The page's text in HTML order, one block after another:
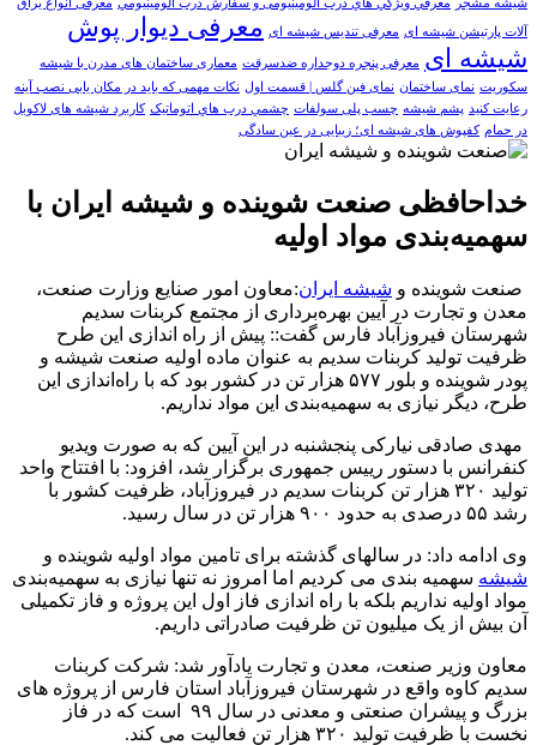
شیشه مشجر معرفي ويژگي هاي درب آلومینیومی و سفارش درب آلومينيومي معرفی انواع یراق
آلات پارتیشن شیشه ای معرفی تندیس شیشه ای معرفی دیوار پوش
شیشه ای معرفی پنجره دوجداره ضدسرقت معماری ساختمان های مدرن با شیشه
سکوریت نمای ساختمان نمای فین گلس | قسمت اول نکات مهمی که باید در مکان یابی نصب آینه
رعایت کنید
پشم شیشه چسب پلی سولفات چشمي درب هاي اتوماتيک کاربرد شیشه های لاکوبل
در حمام کفپوش های شیشه ای؛ زیبایی در عین سادگی
خداحافظی صنعت شوینده و شیشه ایران با
سهمیه‌بندی مواد اولیه
صنعت شوینده و شیشه ایران:معاون امور صنایع وزارت صنعت،
معدن و تجارت در آیین بهره‌برداری از مجتمع کربنات سدیم
شهرستان فیروزآباد فارس گفت:: پیش از راه اندازی این طرح
ظرفیت تولید کربنات سدیم به عنوان ماده اولیه صنعت شیشه و
پودر شوینده و بلور ۵۷۷ هزار تن در کشور بود که با راه‌اندازی این
طرح، دیگر نیازی به سهمیه‌بندی این مواد نداریم.
مهدی صادقی نیارکی پنجشنبه در این آیین که به صورت ویدیو
کنفرانس با دستور رییس جمهوری برگزار شد، افزود: با افتتاح واحد
تولید ۳۲۰ هزار تن کربنات سدیم در فیروزآباد، ظرفیت کشور با
رشد ۵۵ درصدی به حدود ۹۰۰ هزار تن در سال رسید
.
وی ادامه داد: در سالهای گذشته برای تامین مواد اولیه شوینده و
شیشه سهمیه بندی می کردیم اما امروز نه تنها نیازی به سهمیه‌بندی
مواد اولیه نداریم بلکه با راه اندازی فاز اول این پروژه و فاز تکمیلی
آن بیش از یک میلیون تن ظرفیت صادراتی داریم.
معاون وزیر صنعت، معدن و تجارت یادآور شد: شرکت کربنات
سدیم کاوه واقع در شهرستان فیروزآباد استان فارس از پروژه های
بزرگ و پیشران صنعتی و معدنی در سال ۹۹ است که در فاز
نخست با ظرفیت تولید ۳۲۰ هزار تن فعالیت می کند
.